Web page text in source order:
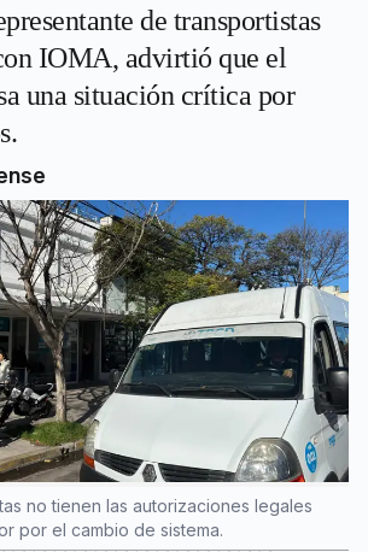
de transportistas
IOMA, advirtió que el
una situación crítica por
no tienen las autorizaciones legales
por el cambio de sistema.